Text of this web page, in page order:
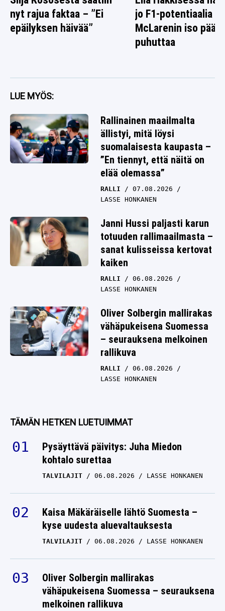
nyt rajua faktaa – ”Ei
epäilyksen häivää”
jo F1-potentiaalia –
McLarenin iso
puhuttaa
LUE MYÖS:
Rallinainen maailmalta
ällistyi, mitä löysi
suomalaisesta kaupasta –
”En tiennyt, että näitä on
elää olemassa”
RALLI
07.08.2026
LASSE HONKANEN
Janni Hussi paljasti karun
totuuden rallimaailmasta –
sanat kulisseissa kertovat
kaiken
RALLI
06.08.2026
LASSE HONKANEN
Oliver Solbergin mallirakas
vähäpukeisena Suomessa
– seurauksena melkoinen
rallikuva
RALLI
06.08.2026
LASSE HONKANEN
TÄMÄN HETKEN LUETUIMMAT
Pysäyttävä päivitys: Juha Miedon
kohtalo surettaa
TALVILAJIT 06.08.2026 LASSE HONKANEN
Kaisa Mäkäräiselle lähtö Suomesta –
kyse uudesta aluevaltauksesta
TALVILAJIT 06.08.2026 LASSE HONKANEN
Oliver Solbergin mallirakas
vähäpukeisena Suomessa – seurauksena
melkoinen rallikuva